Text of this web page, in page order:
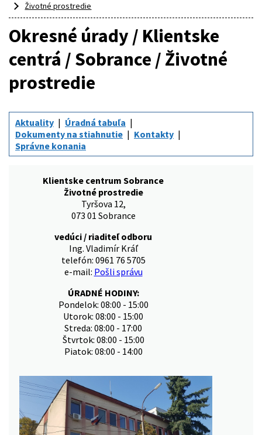
Životné prostredie
Okresné úrady / Klientske
centrá / Sobrance / Životné
prostredie
Aktuality
Úradná tabuľa
Dokumenty na stiahnutie
Kontakty
Správne konania
Klientske centrum Sobrance
Životné prostredie
Tyršova 12,
073 01 Sobrance
vedúci / riaditeľ odboru
Ing. Vladimír Kráľ
telefón: 0961 76 5705
e-mail: Pošli správu
ÚRADNÉ HODINY:
Pondelok: 08:00 - 15:00
Utorok: 08:00 - 15:00
Streda: 08:00 - 17:00
Štvrtok: 08:00 - 15:00
Piatok: 08:00 - 14:00